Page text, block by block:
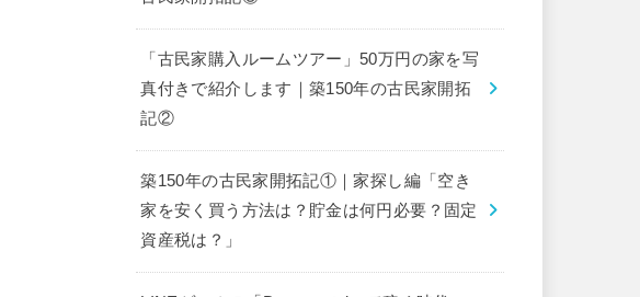
「古民家購入ルームツアー」50万円の家を写
真付きで紹介します｜築150年の古民家開拓
記②
築150年の古民家開拓記①｜家探し編「空き
家を安く買う方法は？貯金は何円必要？固定
資産税は？」